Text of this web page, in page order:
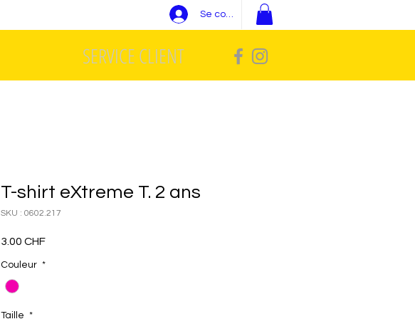
Se connecter
SERVICE CLIENT
T-shirt eXtreme T. 2 ans
SKU : 0602.217
3.00 CHFPrix
Couleur *
Taille *